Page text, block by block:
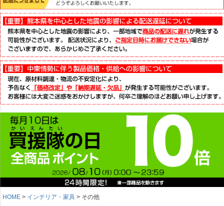
HOME インテリア・家具 その他